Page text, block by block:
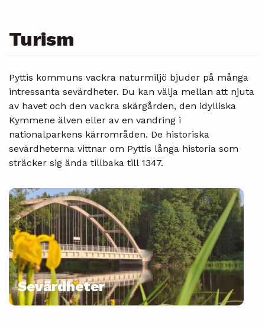
Turism
Pyttis kommuns vackra naturmiljö bjuder på många
intressanta sevärdheter. Du kan välja mellan att njuta
av havet och den vackra skärgården, den idylliska
Kymmene älven eller av en vandring i
nationalparkens kärrområden. De historiska
sevärdheterna vittnar om Pyttis långa historia som
sträcker sig ända tillbaka till 1347.
Sevärdheter